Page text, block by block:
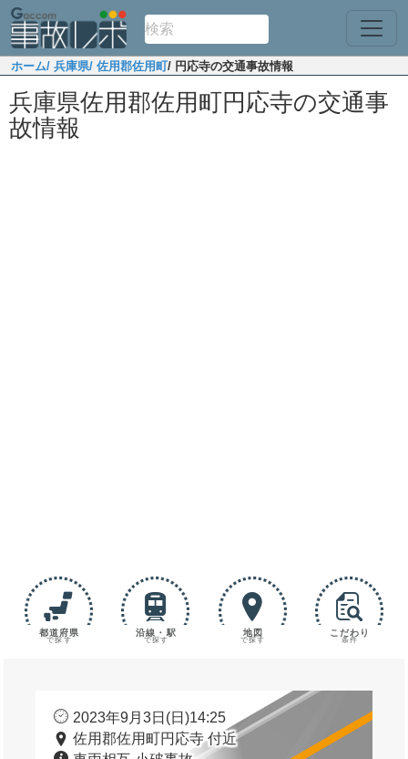
ホーム/ 兵庫県/ 佐用郡佐用町/ 円応寺の交通事故情報
兵庫県佐用郡佐用町円応寺の交通事
故情報
都道府県
で探す
沿線・駅
で探す
地図
で探す
こだわり
条件
2023年9月3日(日)14:25
佐用郡佐用町円応寺 付近